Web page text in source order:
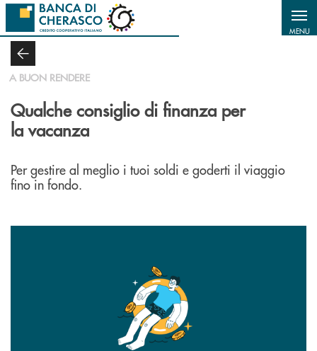
Salta al contenuto principale
MENU
A BUON RENDERE
Qualche consiglio di finanza per
la vacanza
Per gestire al meglio i tuoi soldi e goderti il viaggio
fino in fondo.